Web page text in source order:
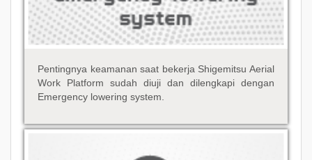
Pentingnya keamanan saat bekerja Shigemitsu Aerial
Work Platform sudah diuji dan dilengkapi dengan
Emergency lowering system.